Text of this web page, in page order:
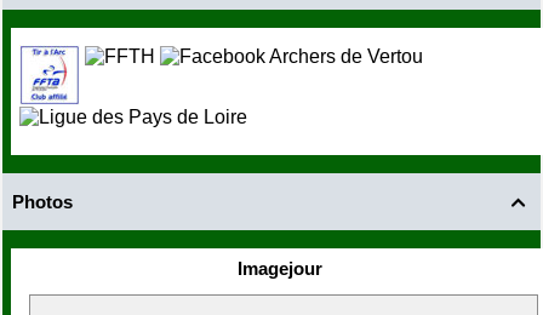

Photos
Imagejour